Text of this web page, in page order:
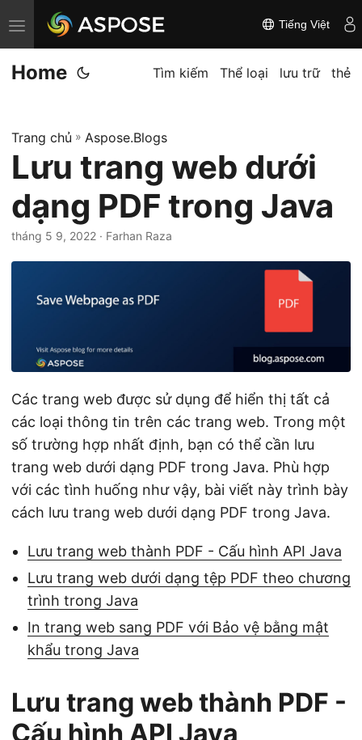
C
h
u
n
i
đ
n
g
Tiếng Việt
Home Tìm kiếm Thể loại lưu trữ thẻ
Trang chủ » Aspose.Blogs
Lưu trang web dưới
dạng PDF trong Java
tháng 5 9, 2022 · Farhan Raza
Các trang web được sử dụng để hiển thị tất cả
các loại thông tin trên các trang web. Trong một
số trường hợp nhất định, bạn có thể cần lưu
trang web dưới dạng PDF trong Java. Phù hợp
với các tình huống như vậy, bài viết này trình bày
cách lưu trang web dưới dạng PDF trong Java.
Lưu trang web thành PDF - Cấu hình API Java
Lưu trang web dưới dạng tệp PDF theo chương
trình trong Java
In trang web sang PDF với Bảo vệ bằng mật
khẩu trong Java
Lưu trang web thành PDF -
Cấu hình API Java